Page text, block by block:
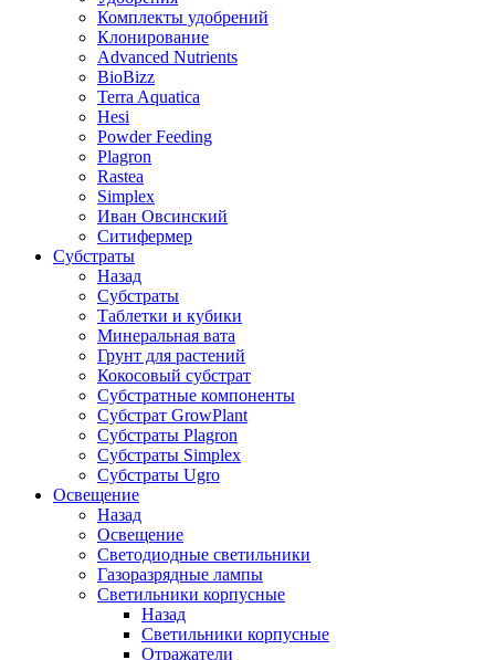
Комплекты удобрений
Клонирование
Advanced Nutrients
BioBizz
Terra Aquatica
Hesi
Powder Feeding
Plagron
Rastea
Simplex
Иван Овсинский
Ситифермер
Субстраты
Назад
Субстраты
Таблетки и кубики
Минеральная вата
Грунт для растений
Кокосовый субстрат
Субстратные компоненты
Субстрат GrowPlant
Субстраты Plagron
Субстраты Simplex
Субстраты Ugro
Освещение
Назад
Освещение
Светодиодные светильники
Газоразрядные лампы
Светильники корпусные
Назад
Светильники корпусные
Отражатели